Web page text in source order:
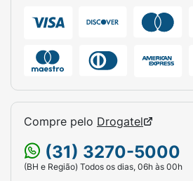
Compre pelo Drogatel
(31) 3270-5000
(BH e Região) Todos os dias, 06h às 00h